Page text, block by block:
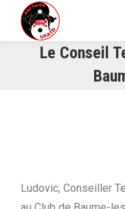
Le Conseil
Ludovic, Conseiller